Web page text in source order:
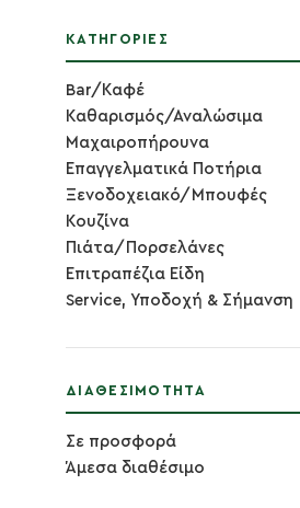
ΚΑΤΗΓΟΡΊΕΣ
Bar/Καφέ
Καθαρισμός/Αναλώσιμα
Μαχαιροπήρουνα
Επαγγελματικά Ποτήρια
Ξενοδοχειακό/Μπουφές
Κουζίνα
Πιάτα/Πορσελάνες
Επιτραπέζια Είδη
Service, Υποδοχή & Σήμανση
ΔΙΑΘΕΣΙΜΌΤΗΤΑ
Σε προσφορά
Άμεσα διαθέσιμο